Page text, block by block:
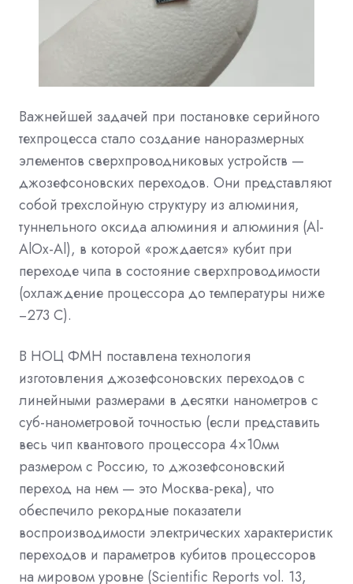
Важнейшей задачей при постановке серийного
техпроцесса стало создание наноразмерных
элементов сверхпроводниковых устройств —
джозефсоновских переходов. Они представляют
собой трехслойную структуру из алюминия,
туннельного оксида алюминия и алюминия (Al-
AlOx-Al), в которой «рождается» кубит при
переходе чипа в состояние сверхпроводимости
(охлаждение процессора до температуры ниже
−273 С).
В НОЦ ФМН поставлена технология
изготовления джозефсоновских переходов с
линейными размерами в десятки нанометров с
суб-нанометровой точностью (если представить
весь чип квантового процессора 4×10мм
размером с Россию, то джозефсоновский
переход на нем — это Москва-река), что
обеспечило рекордные показатели
воспроизводимости электрических характеристик
переходов и параметров кубитов процессоров
на мировом уровне (Scientific Reports vol. 13,